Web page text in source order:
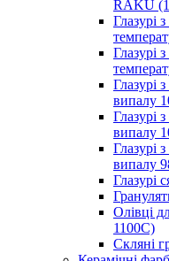
RAKU
Глазурі
Глазурі
Глазурі
випалу
Глазурі
випалу
Глазурі
випалу
Глазурі
Олівці
1100С)
Скляні